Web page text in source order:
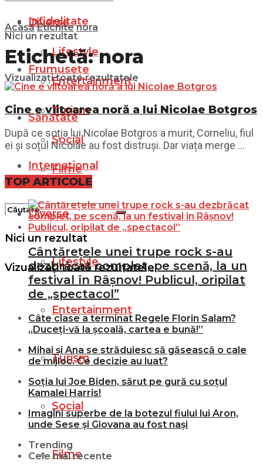
Diverse
Lifestyle
Entertainment
Turism
Social
Filme
Nici un rezultat
Vizualizați toate rezultatele
Infidelitate
Frumusețe
Sănătate
Internațional
Diverse
Lifestyle
Entertainment
Turism
Social
Filme
Nici un rezultat
Vizualizați toate rezultatele
Acasă Etichite nora
Etichetă:nora
Cine e viitoarea noră a lui Nicolae Botgros
După ce soția lui Nicolae Botgros a murit, Corneliu, fiul
ei și soțul Nicolae au fost distruși. Dar viața merge ...
TOP ARTICOLE
Cântărețele unei trupe rock s-au
dezbrăcat complet, pe scenă, la un
festival în Râșnov! Publicul, oripilat
de „spectacol”
Câte clase a terminat Regele Florin Salam?
„Duceți-vă la școală, cartea e bună!”
Mihai și Ana se străduiesc să găsească o cale
de mijloc. Ce decizie au luat?
Soția lui Joe Biden, sărut pe gură cu soțul
Kamalei Harris!
Imagini superbe de la botezul fiului lui Aron,
unde Sese și Giovana au fost nași
Trending
Cele mai recente